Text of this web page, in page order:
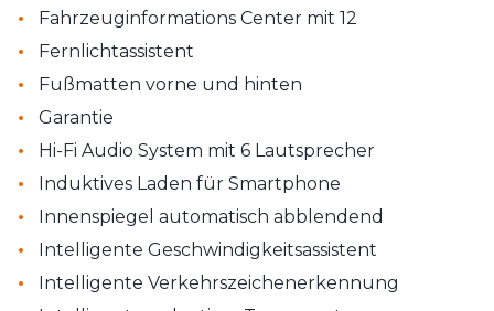
• Fahrzeuginformations Center mit 12
• Fernlichtassistent
• Fußmatten vorne und hinten
• Garantie
• Hi-Fi Audio System mit 6 Lautsprecher
• Induktives Laden für Smartphone
• Innenspiegel automatisch abblendend
• Intelligente Geschwindigkeitsassistent
• Intelligente Verkehrszeichenerkennung